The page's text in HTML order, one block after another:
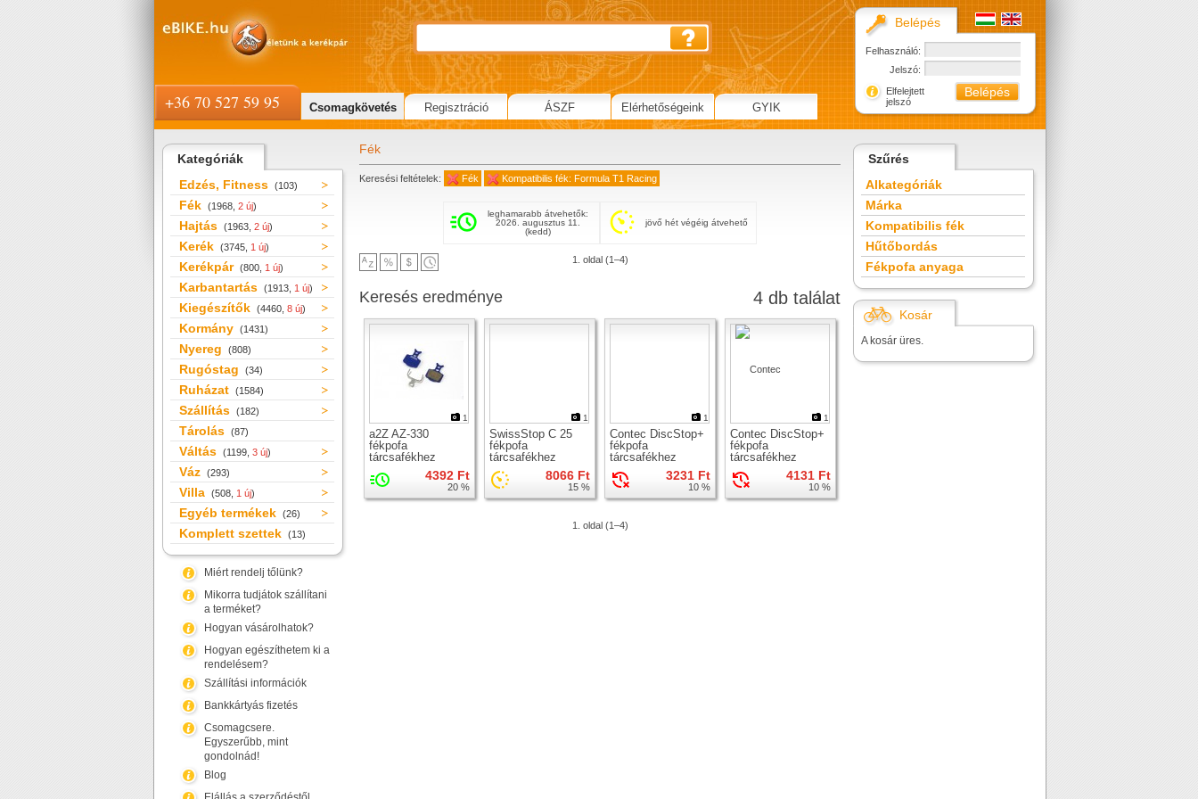
Kategóriák
Edzés, Fitness (103)
Fék (1968, 2 új)
Hajtás (1963, 2 új)
Kerék (3745, 1 új)
Kerékpár (800, 1 új)
Karbantartás (1913, 1 új)
Kiegészítők (4460, 8 új)
Kormány (1431)
Nyereg (808)
Rugóstag (34)
Ruházat (1584)
Szállítás (182)
Tárolás (87)
Váltás (1199, 3 új)
Váz (293)
Villa (508, 1 új)
Egyéb termékek (26)
Komplett szettek (13)
Miért rendelj tőlünk?
Mikorra tudjátok szállítani
a terméket?
Hogyan vásárolhatok?
Hogyan egészíthetem ki a
rendelésem?
Szállítási információk
Bankkártyás fizetés
Csomagcsere.
Egyszerűbb, mint
gondolnád!
Blog
Fék
Keresési feltételek: Fék Kompatibilis fék: Formula T1 Racing
leghamarabb átvehetők:
2026. augusztus 11.
(kedd)
jövő hét végéig átvehető
1. oldal (1–4)
4 db találat
Keresés eredménye
1
a2Z AZ-330
fékpofa
tárcsafékhez
4392 Ft
20 %
1
SwissStop C 25
fékpofa
tárcsafékhez
8066 Ft
15 %
1
Contec DiscStop+
fékpofa
tárcsafékhez
3231 Ft
10 %
1
Contec DiscStop+
fékpofa
tárcsafékhez
4131 Ft
10 %
1. oldal (1–4)
Szűrés
Alkategóriák
Márka
Kompatibilis fék
Hűtőbordás
Fékpofa anyaga
Kosár
A kosár üres.
Belépés
Felhasználó:
Jelszó:
Elfelejtett
jelszó
+36 70 527 59 95 Csomagkövetés Regisztráció ÁSZF Elérhetőségeink GYIK